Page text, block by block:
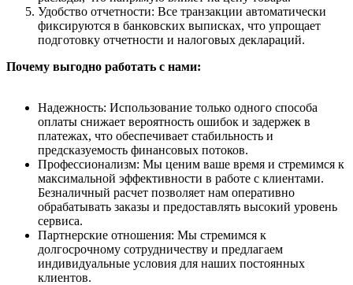
Удобство отчетности: Все транзакции автоматически
фиксируются в банковских выписках, что упрощает
подготовку отчетности и налоговых деклараций.
Почему выгодно работать с нами:
Надежность: Использование только одного способа
оплаты снижает вероятность ошибок и задержек в
платежах, что обеспечивает стабильность и
предсказуемость финансовых потоков.
Профессионализм: Мы ценим ваше время и стремимся к
максимальной эффективности в работе с клиентами.
Безналичный расчет позволяет нам оперативно
обрабатывать заказы и предоставлять высокий уровень
сервиса.
Партнерские отношения: Мы стремимся к
долгосрочному сотрудничеству и предлагаем
индивидуальные условия для наших постоянных
клиентов.